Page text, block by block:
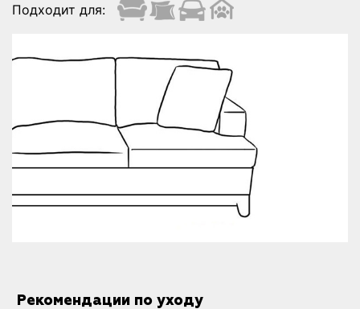
Подходит для:
Рекомендации по уходу